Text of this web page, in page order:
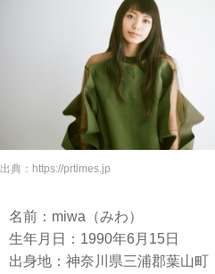
出典： https://prtimes.jp
名前：miwa（みわ）
生年月日：1990年6月15日
出身地：神奈川県三浦郡葉山町